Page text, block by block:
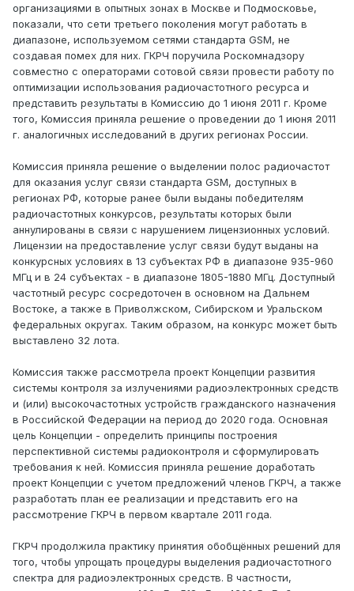
организациями в опытных зонах в Москве и Подмосковье,
показали, что сети третьего поколения могут работать в
диапазоне, используемом сетями стандарта GSM, не
создавая помех для них. ГКРЧ поручила Роскомнадзору
совместно с операторами сотовой связи провести работу по
оптимизации использования радиочастотного ресурса и
представить результаты в Комиссию до 1 июня 2011 г. Кроме
того, Комиссия приняла решение о проведении до 1 июня 2011
г. аналогичных исследований в других регионах России.
Комиссия приняла решение о выделении полос радиочастот
для оказания услуг связи стандарта GSM, доступных в
регионах РФ, которые ранее были выданы победителям
радиочастотных конкурсов, результаты которых были
аннулированы в связи с нарушением лицензионных условий.
Лицензии на предоставление услуг связи будут выданы на
конкурсных условиях в 13 субъектах РФ в диапазоне 935-960
МГц и в 24 субъектах - в диапазоне 1805-1880 МГц. Доступный
частотный ресурс сосредоточен в основном на Дальнем
Востоке, а также в Приволжском, Сибирском и Уральском
федеральных округах. Таким образом, на конкурс может быть
выставлено 32 лота.
Комиссия также рассмотрела проект Концепции развития
системы контроля за излучениями радиоэлектронных средств
и (или) высокочастотных устройств гражданского назначения
в Российской Федерации на период до 2020 года. Основная
цель Концепции - определить принципы построения
перспективной системы радиоконтроля и сформулировать
требования к ней. Комиссия приняла решение доработать
проект Концепции с учетом предложений членов ГКРЧ, а также
разработать план ее реализации и представить его на
рассмотрение ГКРЧ в первом квартале 2011 года.
ГКРЧ продолжила практику принятия обобщённых решений для
того, чтобы упрощать процедуры выделения радиочастотного
спектра для радиоэлектронных средств. В частности,